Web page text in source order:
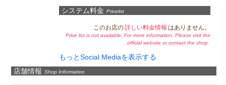
システム料金 Pricelist
このお店の詳しい料金情報 はありません。
Price list is not available. For more information, Please visit the
official website or contact the shop.
もっとSocial Mediaを表示する
店舗情報 Shop Information